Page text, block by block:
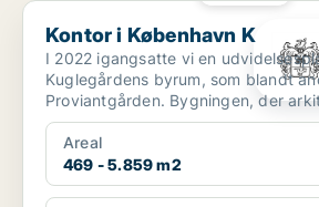
Kontor i København K
Kontor i København K
I 2022 igangsatte vi en
Kuglegårdens byrum, som blandt
Proviantgården. Bygningen, der
områdets mariti...
Areal
469 - 5.859 m2